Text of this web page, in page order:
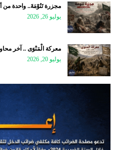
مجزرة تَنُوْمَةَ.. واحدة من
يوليو 26, 2026
معركة الْمَنْوَى .. آخر
يوليو 20, 2026